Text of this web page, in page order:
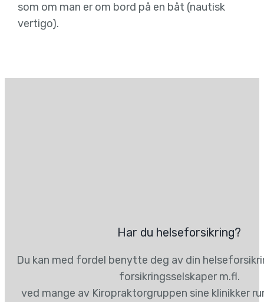
som om man er om bord på en båt (nautisk
vertigo).
Har du helseforsikring?
Du kan med fordel benytte deg av din
forsikringsselskaper m.fl.
ved mange av Kiropraktorgruppen sine klinikker